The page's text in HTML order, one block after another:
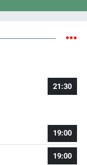
21:30
19:00
19:00